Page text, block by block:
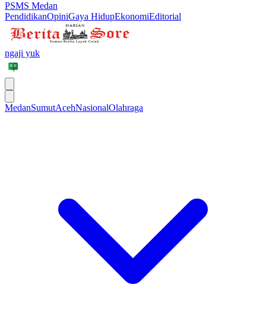
PSMS Medan
PendidikanOpiniGaya HidupEkonomiEditorial
ngaji yuk
MedanSumutAcehNasionalOlahraga